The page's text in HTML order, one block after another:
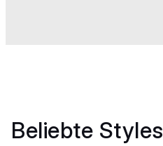
Beliebte Styles